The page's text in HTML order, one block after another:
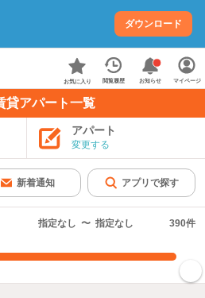
ダウンロード
お気に入り 閲覧履歴 お知らせ マイページ
貸アパート一覧
アパート
変更する
新着通知 アプリで探す
指定なし 〜 指定なし 390件